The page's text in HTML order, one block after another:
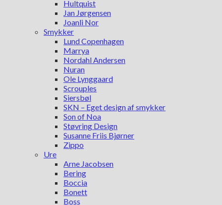
Hultquist
Jan Jørgensen
Joanli Nor
Smykker
Lund Copenhagen
Marrya
Nordahl Andersen
Nuran
Ole Lynggaard
Scrouples
Siersbøl
SKN – Eget design af smykker
Son of Noa
Støvring Design
Susanne Friis Bjørner
Zippo
Ure
Arne Jacobsen
Bering
Boccia
Bonett
Boss